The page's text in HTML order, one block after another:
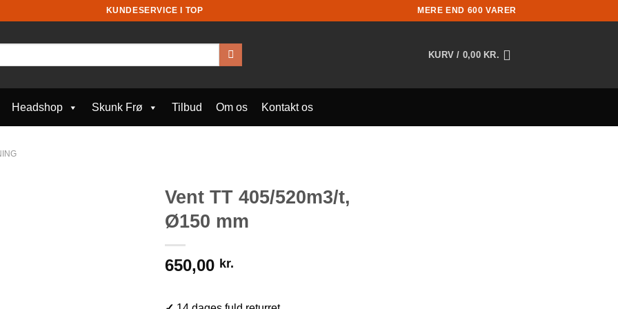
KUNDESERVICE I TOP MERE END 600 VARER
KURV / 0,00 KR.
Headshop Skunk Frø Tilbud Om os Kontakt os
Vent TT 405/520m3/t,
Ø150 mm
650,00 kr.